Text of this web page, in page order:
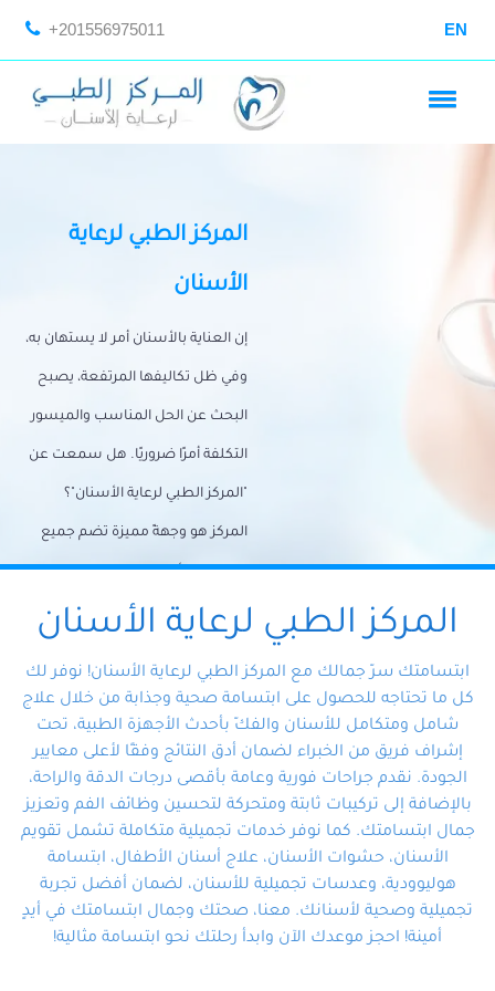
+201556975011 EN
المركز الطبي لرعاية
الأسنان
إن العناية بالأسنان أمر لا يستهان به،
وفي ظل تكاليفها المرتفعة، يصبح
البحث عن الحل المناسب والميسور
التكلفة أمرًا ضروريًا. هل سمعت عن
"المركز الطبي لرعاية الأسنان"؟
المركز هو وجهةً مميزة تضم جميع
احتياجات الأسنان تحت سقف واحد،
وتضمن لك حلاً شاملًا لجميع
المتخصص ذوي الخبرة، ستجد نفسك
في أيد أمينة تلبي احتياجاتك بكل
احترافية ودقة.
المركز الطبي لرعاية الأسنان
ابتسامتك سرّ جمالك مع المركز الطبي لرعاية الأسنان! نوفر لك
كل ما تحتاجه للحصول على ابتسامة صحية وجذابة من خلال علاج
شامل ومتكامل للأسنان والفكّ بأحدث الأجهزة الطبية، تحت
إشراف فريق من الخبراء لضمان أدق النتائج وفقًا لأعلى معايير
الجودة. نقدم جراحات فورية وعامة بأقصى درجات الدقة والراحة،
بالإضافة إلى تركيبات ثابتة ومتحركة لتحسين وظائف الفم وتعزيز
جمال ابتسامتك. كما نوفر خدمات تجميلية متكاملة تشمل تقويم
الأسنان، حشوات الأسنان، علاج أسنان الأطفال، ابتسامة
هوليوودية، وعدسات تجميلية للأسنان، لضمان أفضل تجربة
تجميلية وصحية لأسنانك. معنا، صحتك وجمال ابتسامتك في أيدٍ
أمينة! احجز موعدك الآن وابدأ رحلتك نحو ابتسامة مثالية!